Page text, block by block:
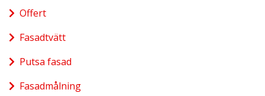
Offert
Fasadtvätt
Putsa fasad
Fasadmålning